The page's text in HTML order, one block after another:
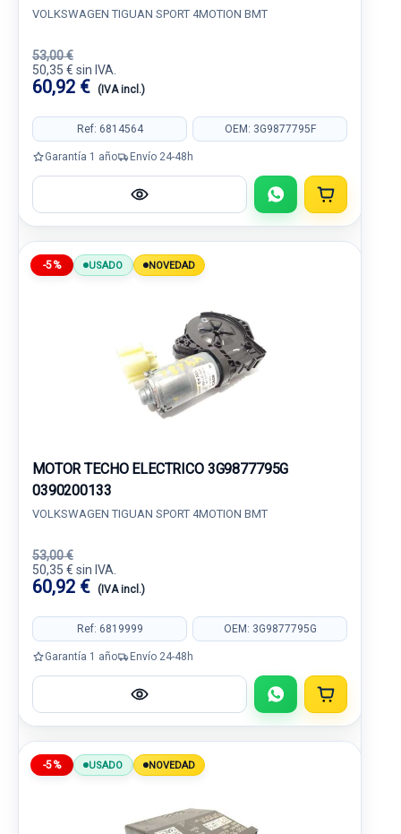
VOLKSWAGEN TIGUAN SPORT 4MOTION BMT
53,00 €
50,35 € sin IVA.
60,92 € (IVA incl.)
Ref: 6814564 OEM: 3G9877795F
Garantía 1 año Envío 24-48h
-5% USADO NOVEDAD
MOTOR TECHO ELECTRICO 3G9877795G
0390200133
VOLKSWAGEN TIGUAN SPORT 4MOTION BMT
53,00 €
50,35 € sin IVA.
60,92 € (IVA incl.)
Ref: 6819999 OEM: 3G9877795G
Garantía 1 año Envío 24-48h
-5% USADO NOVEDAD